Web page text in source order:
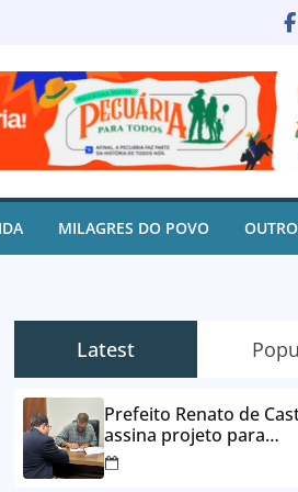
MILAGRES DO POVO
Latest
Prefeito Renato de
assina projeto para
desbloqueio de contas e
parcelamento de